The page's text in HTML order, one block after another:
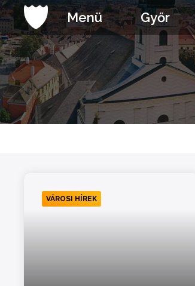
Ugrás
a
tartalomhoz
Menü Győr
VÁROSI HÍREK